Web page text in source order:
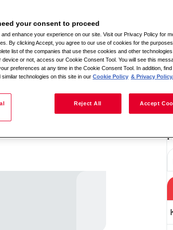
Meklēt pēc atrašanās vietas
your consent to proceed
enhance your experience on our site. Visit our Privacy Policy for
By clicking Accept, you agree to our use of cookies for the
list of the companies that use these cookies and other
or not, access our Cookie Consent Tool. You will see this
preferences at any time in the Cookie Consent Tool. In addition,
technologies on this site in our Cookie Policy & Privacy Policy.
Reject All Accept